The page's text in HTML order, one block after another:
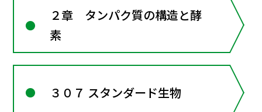
２章 タンパク質の構造と酵
素
３０７ スタンダード生物